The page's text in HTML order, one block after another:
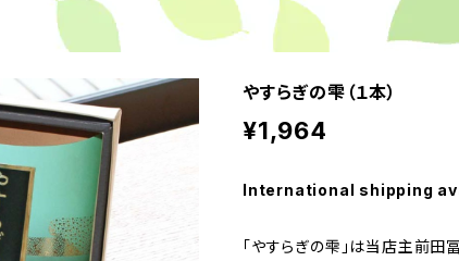
やすらぎの雫（１本）
¥1,964
International shipping
「やすらぎの雫」は当店主前